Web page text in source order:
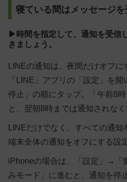
寝ている間はメッセージ
▶時間を指定して、通知を受信
きましょう。
LINEの通知は、夜間だけオフに
「LINE」アプリの「設定」を
停止」の順にタップ。「午前8
と、翌朝8時までは通知されなく
LINEだけでなく、すべての通知
端末全体の通知をオフにする設
iPhoneの場合は、「設定」→「
みモード」に進むと、通知を停